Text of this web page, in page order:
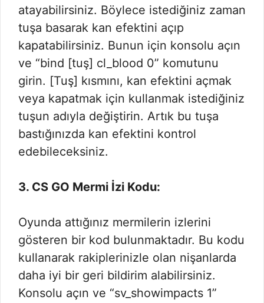
atayabilirsiniz. Böylece istediğiniz zaman
tuşa basarak kan efektini açıp
kapatabilirsiniz. Bunun için konsolu açın
ve “bind [tuş] cl_blood 0” komutunu
girin. [Tuş] kısmını, kan efektini açmak
veya kapatmak için kullanmak istediğiniz
tuşun adıyla değiştirin. Artık bu tuşa
bastığınızda kan efektini kontrol
edebileceksiniz.
3. CS GO Mermi İzi Kodu:
Oyunda attığınız mermilerin izlerini
gösteren bir kod bulunmaktadır. Bu kodu
kullanarak rakiplerinizle olan nişanlarda
daha iyi bir geri bildirim alabilirsiniz.
Konsolu açın ve “sv_showimpacts 1”